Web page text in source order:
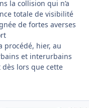
la collision qui n’a
totale de visibilité
de fortes averses
procédé, hier, au
et interurbains
lors que cette